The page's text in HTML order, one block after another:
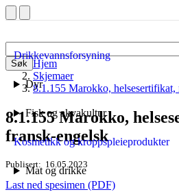
Søk
Drikkevannsforsyning
Dyr
Fisk og akvakultur
Kosmetikk og kroppspleieprodukter
Mat og drikke
Hjem
Skjemaer
8.1.155 Marokko, helsesertifikat,
8.1.155 Marokko,
fransk-engelsk
Publisert 16.05.2023
Last ned spesimen (PDF)